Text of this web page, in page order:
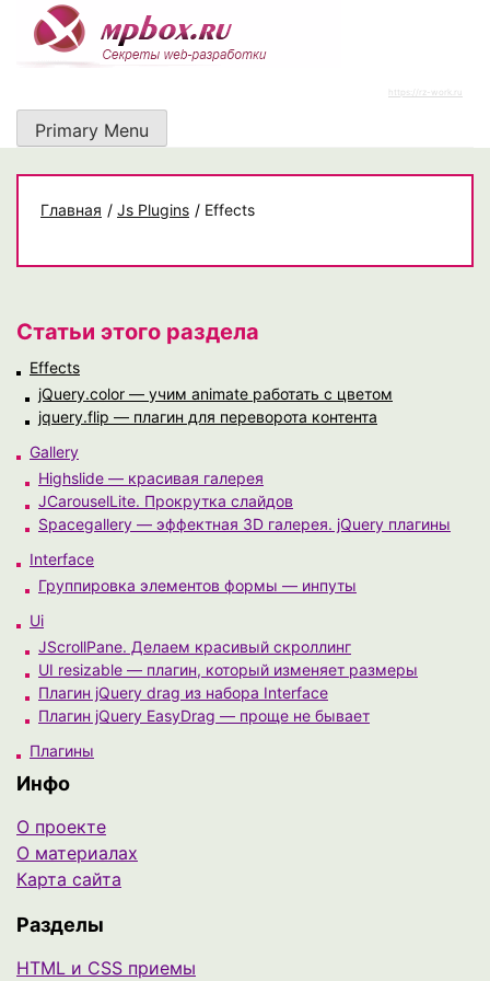
content
https://rz-work.ru
Primary Menu
Главная / Js Plugins / Effects
Статьи этого раздела
Effects
jQuery.color — учим animate работать с цветом
jquery.flip — плагин для переворота контента
Gallery
Highslide — красивая галерея
JCarouselLite. Прокрутка слайдов
Spacegallery — эффектная 3D галерея. jQuery плагины
Interface
Группировка элементов формы — инпуты
Ui
JScrollPane. Делаем красивый скроллинг
UI resizable — плагин, который изменяет размеры
Плагин jQuery drag из набора Interface
Плагин jQuery EasyDrag — проще не бывает
Плагины
Инфо
О проекте
О материалах
Карта сайта
Разделы
HTML и CSS приемы